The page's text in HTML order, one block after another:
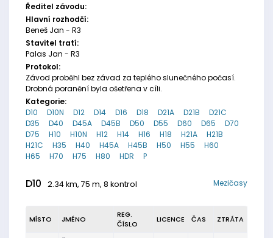
Ředitel závodu:
Hlavní rozhodčí:
Beneš Jan - R3
Stavitel tratí:
Palas Jan - R3
Protokol:
Závod proběhl bez závad za teplého slunečného počasí.
Drobná poranění byla ošetřena v cíli.
Kategorie:
D10
D10N D12 D14 D16 D18 D21A D21B
D21C
D35
D40 D45A D45B D50 D55 D60 D65
D70
D75
H10 H10N H12 H14 H16 H18 H21A
H21B
H21C
H35 H40 H45A H45B H50 H55
H60
H65
H70 H75 H80 HDR P
D10 2.34 km, 75 m, 8 kontrol Mezičasy
MÍSTO JMÉNO
REG.
ČÍSLO
LICENCE ČAS ZTRÁTA